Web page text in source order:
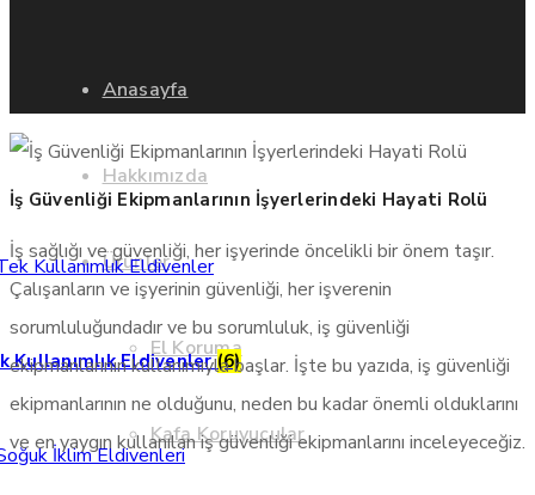
Anasayfa
Hakkımızda
Ürünler
El Koruma
Kafa Koruyucular
Kullanımlık Eldivenler(6)
İş Güvenliği Ekipmanlarının İşyerlerindeki Hayati Rolü
İş sağlığı ve güvenliği, her işyerinde öncelikli bir önem taşır.
Çalışanların ve işyerinin güvenliği, her işverenin
sorumluluğundadır ve bu sorumluluk, iş güvenliği
ekipmanlarının kullanımıyla başlar. İşte bu yazıda, iş güvenliği
ekipmanlarının ne olduğunu, neden bu kadar önemli olduklarını
ve en yaygın kullanılan iş güvenliği ekipmanlarını inceleyeceğiz.